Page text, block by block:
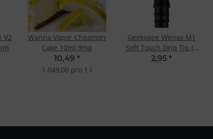
V2
Wanna Vapor Cheamon
Cake 10ml 9mg
10,49 *
1.049,00 pro 1 l
Geekvape Wenax M1
Soft Touch Drip Tip (2
St)
2,95 *